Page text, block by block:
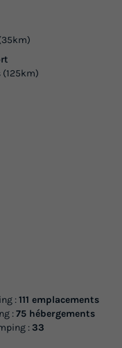
autorisés *
CHAMBRES
(125km)
:111 emplacements
:75 hébergements
:33